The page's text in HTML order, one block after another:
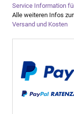
Service Information
Alle weiteren Infos
Versand und Kosten